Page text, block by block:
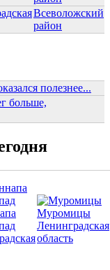
Всеволожский
район
полезнее...
больше,
Муромицы
Ленинградская
область